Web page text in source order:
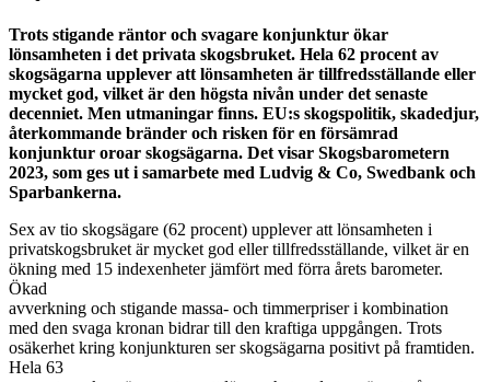
Trots stigande räntor och svagare konjunktur ökar
lönsamheten i det privata skogsbruket. Hela 62 procent av
skogsägarna upplever att lönsamheten är tillfredsställande eller
mycket god, vilket är den högsta nivån under det senaste
decenniet. Men utmaningar finns. EU:s skogspolitik, skadedjur,
återkommande bränder och risken för en försämrad
konjunktur oroar skogsägarna. Det visar Skogsbarometern
2023, som ges ut i samarbete med Ludvig & Co, Swedbank och
Sparbankerna.
Sex av tio skogsägare (62 procent) upplever att lönsamheten i
privatskogsbruket är mycket god eller tillfredsställande, vilket är en
ökning med 15 indexenheter jämfört med förra årets barometer.
Ökad
avverkning och stigande massa- och timmerpriser i kombination
med den svaga kronan bidrar till den kraftiga uppgången. Trots
osäkerhet kring konjunkturen ser skogsägarna positivt på framtiden.
Hela 63